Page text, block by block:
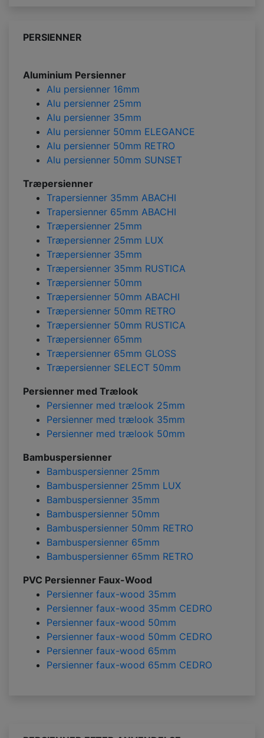
PERSIENNER
Aluminium Persienner
Alu persienner 16mm
Alu persienner 25mm
Alu persienner 35mm
Alu persienner 50mm ELEGANCE
Alu persienner 50mm RETRO
Alu persienner 50mm SUNSET
Træpersienner
Trapersienner 35mm ABACHI
Trapersienner 65mm ABACHI
Træpersienner 25mm
Træpersienner 25mm LUX
Træpersienner 35mm
Træpersienner 35mm RUSTICA
Træpersienner 50mm
Træpersienner 50mm ABACHI
Træpersienner 50mm RETRO
Træpersienner 50mm RUSTICA
Træpersienner 65mm
Træpersienner 65mm GLOSS
Træpersienner SELECT 50mm
Persienner med Trælook
Persienner med trælook 25mm
Persienner med trælook 35mm
Persienner med trælook 50mm
Bambuspersienner
Bambuspersienner 25mm
Bambuspersienner 25mm LUX
Bambuspersienner 35mm
Bambuspersienner 50mm
Bambuspersienner 50mm RETRO
Bambuspersienner 65mm
Bambuspersienner 65mm RETRO
PVC Persienner Faux-Wood
Persienner faux-wood 35mm
Persienner faux-wood 35mm CEDRO
Persienner faux-wood 50mm
Persienner faux-wood 50mm CEDRO
Persienner faux-wood 65mm
Persienner faux-wood 65mm CEDRO